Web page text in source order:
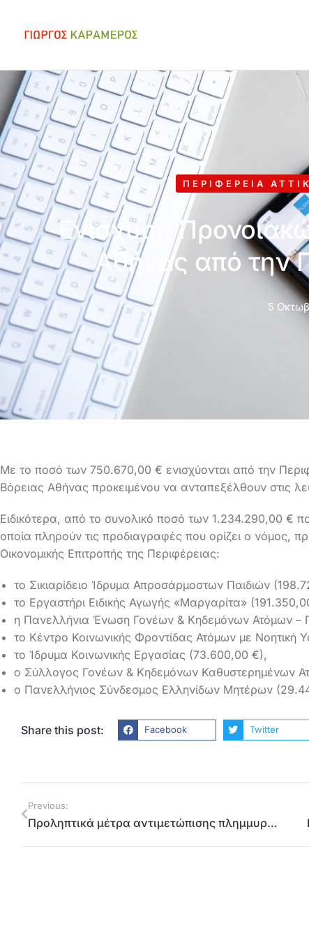
ΠΕΡΙΦΈΡΕΙΑ
Ενίσχυση
Αθήνας από την
5
Με το ποσό των 750.670,00 € ενισχύονται από την
Βόρειας Αθήνας προκειμένου να ανταπεξέλθουν στις
Ειδικότερα, από το συνολικό ποσό των 1.234.290,00 €
οποία πληρούν τις προδιαγραφές που ορίζει ο νόμος,
Οικονομικής Επιτροπής της Περιφέρειας:
το Σικιαρίδειο Ίδρυμα Απροσάρμοστων Παιδιών
το Εργαστήρι Ειδικής Αγωγής «Μαργαρίτα»
η Πανελλήνια Ένωση Γονέων & Κηδεμόνων Ατόμων –
το Κέντρο Κοινωνικής Φροντίδας Ατόμων με Νοητική
το Ίδρυμα Κοινωνικής Εργασίας (73.600,00 €),
ο Σύλλογος Γονέων & Κηδεμόνων Καθυστερημένων
ο Πανελλήνιος Σύνδεσμος Ελληνίδων Μητέρων
Share this post: Facebook Twitter
Previous:
Προληπτικά μέτρα αντιμετώπισης πλημμυρών – σεισμών στη Βόρεια Αθήνα. Στο διαδίκτυο χάρτες με χώρους καταφυγής και συνάθροισης Πολιτών